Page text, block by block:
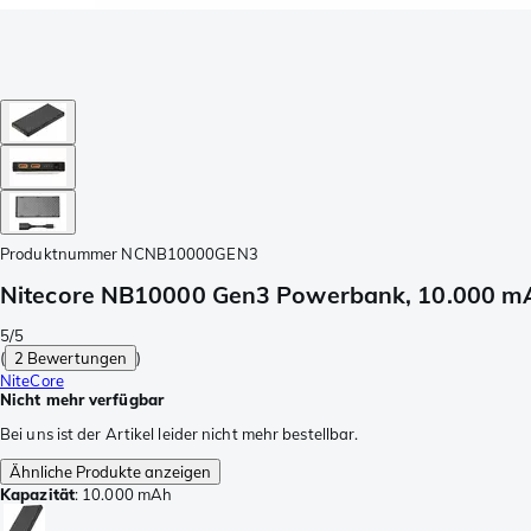
Produktnummer NCNB10000GEN3
Nitecore NB10000 Gen3 Powerbank, 10.000
5/5
( 2 Bewertungen )
NiteCore
Nicht mehr verfügbar
Bei uns ist der Artikel leider nicht mehr bestellbar.
Ähnliche Produkte anzeigen
Kapazität: 10.000 mAh